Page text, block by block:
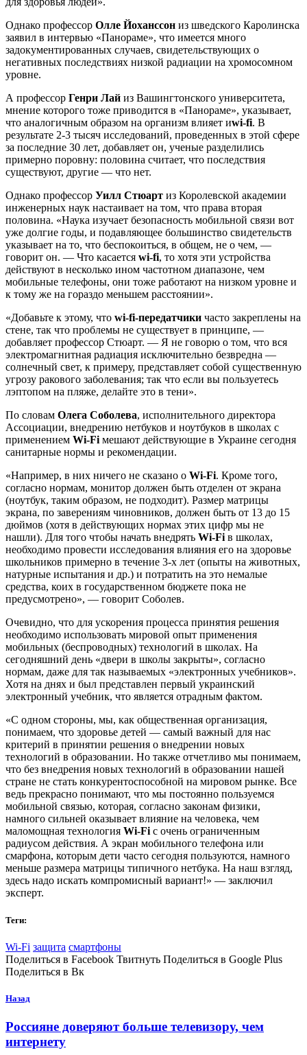
Однако профессор Олле Йоханссон из шведского Каролинска
заявил в интервью «Панораме», что имеется много
задокументированных случаев, свидетельствующих о
негативных последствиях низкой радиации на хромосомном
уровне.
А профессор Генри Лай из Вашингтонского университета,
мнение которого тоже приводится в «Панораме», указывает,
что аналогичным образом на организм влияет иwi-fi. В
результате 2-3 тысяч исследований, проведенных в этой сфере
за последние 30 лет, добавляет он, ученые разделились
примерно поровну: половина считает, что последствия
существуют, другие — что нет.
Однако профессор Уилл Стюарт из Королевской академии
инженерных наук настаивает на том, что права вторая
половина. «Наука изучает безопасность мобильной связи вот
уже долгие годы, и подавляющее большинство свидетельств
указывает на то, что беспокоиться, в общем, не о чем, —
говорит он. — Что касается wi-fi, то хотя эти устройства
действуют в несколько ином частотном диапазоне, чем
мобильные телефоны, они тоже работают на низком уровне и
к тому же на гораздо меньшем расстоянии».
«Добавьте к этому, что wi-fi-передатчики часто закреплены на
стене, так что проблемы не существует в принципе, —
добавляет профессор Стюарт. — Я не говорю о том, что вся
электромагнитная радиация исключительно безвредна —
солнечный свет, к примеру, представляет собой существенную
угрозу ракового заболевания; так что если вы пользуетесь
лэптопом на пляже, делайте это в тени».
По словам Олега Соболева, исполнительного директора
Ассоциации, внедрению нетбуков и ноутбуков в школах с
применением Wi-Fi мешают действующие в Украине сегодня
санитарные нормы и рекомендации.
«Например, в них ничего не сказано о Wi-Fi. Кроме того,
согласно нормам, монитор должен быть отделен от экрана
(ноутбук, таким образом, не подходит). Размер матрицы
экрана, по заверениям чиновников, должен быть от 13 до 15
дюймов (хотя в действующих нормах этих цифр мы не
нашли). Для того чтобы начать внедрять Wi-Fi в школах,
необходимо провести исследования влияния его на здоровье
школьников примерно в течение 3-х лет (опыты на животных,
натурные испытания и др.) и потратить на это немалые
средства, коих в государственном бюджете пока не
предусмотрено», — говорит Соболев.
Очевидно, что для ускорения процесса принятия решения
необходимо использовать мировой опыт применения
мобильных (беспроводных) технологий в школах. На
сегодняшний день «двери в школы закрыты», согласно
нормам, даже для так называемых «электронных учебников».
Хотя на днях и был представлен первый украинский
электронный учебник, что является отрадным фактом.
«С одном стороны, мы, как общественная организация,
понимаем, что здоровье детей — самый важный для нас
критерий в принятии решения о внедрении новых
технологий в образовании. Но также отчетливо мы понимаем,
что без внедрения новых технологий в образовании нашей
стране не стать конкурентоспособной на мировом рынке. Все
ведь прекрасно понимают, что мы постоянно пользуемся
мобильной связью, которая, согласно законам физики,
намного сильней оказывает влияние на человека, чем
маломощная технология Wi-Fi с очень ограниченным
радиусом действия. А экран мобильного телефона или
смарфона, которым дети часто сегодня пользуются, намного
меньше размера матрицы типичного нетбука. На наш взгляд,
здесь надо искать компромисный вариант!» — заключил
эксперт.
Теги:
Wi-Fi защита смартфоны
Поделиться в Facebook Твитнуть Поделиться в Google Plus
Поделиться в Вк
Назад
Россияне доверяют больше телевизору, чем
интернету